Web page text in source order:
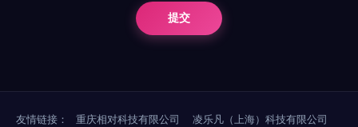
友情链接： 重庆相对科技有限公司
凌乐凡（上海）科技有限公司